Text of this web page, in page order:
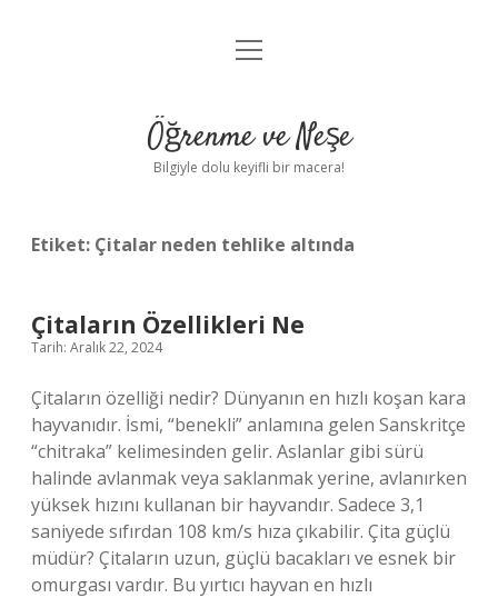
Anasayfa
Yasal Uyarı
menüyü
Öğrenme ve Neşe
Bilgiyle dolu keyifli bir macera!
Etiket: Çitalar neden tehlike altında
Çitaların Özellikleri Ne
Tarih: Aralık 22, 2024
Çitaların özelliği nedir? Dünyanın en hızlı koşan kara
hayvanıdır. İsmi, “benekli” anlamına gelen Sanskritçe
“chitraka” kelimesinden gelir. Aslanlar gibi sürü
halinde avlanmak veya saklanmak yerine, avlanırken
yüksek hızını kullanan bir hayvandır. Sadece 3,1
saniyede sıfırdan 108 km/s hıza çıkabilir. Çita güçlü
müdür? Çitaların uzun, güçlü bacakları ve esnek bir
omurgası vardır. Bu yırtıcı hayvan en hızlı